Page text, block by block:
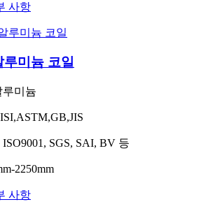
사항
루미늄 코일
루미늄
SGS, SAI, BV 등
2250mm
사항